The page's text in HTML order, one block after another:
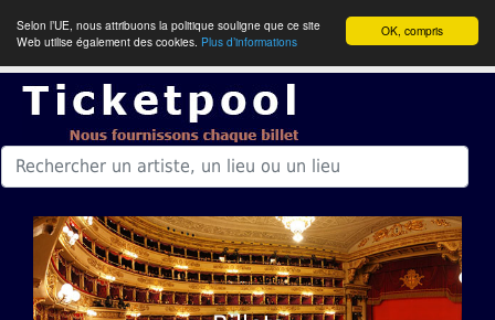
OK, compris
Selon l’UE, nous attribuons la politique souligne que ce site
Web utilise également des cookies. Plus d’informations